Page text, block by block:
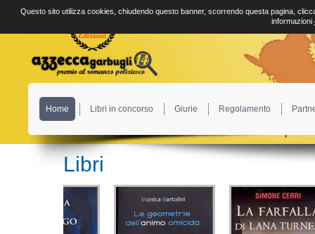
Home Libri in concorso Giurie Regolamento
Libri
Questo sito utilizza cookies, chiudendo questo banner, scorrendo questa pagina,
informazioni